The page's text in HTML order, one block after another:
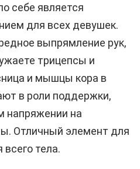
себе является
для всех девушек.
выпрямление рук,
трицепсы и
и мышцы кора в
в роли поддержки,
напряжении на
Отличный элемент для
всего тела.